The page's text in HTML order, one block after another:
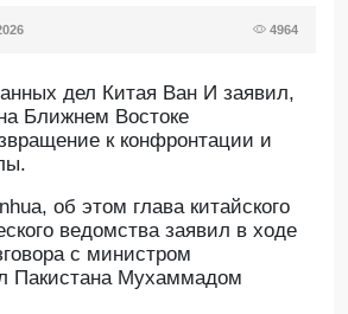
4964
дел Китая Ван И заявил,
Ближнем Востоке
к конфронтации и
об этом глава китайского
ведомства заявил в ходе
с министром
Пакистана Мухаммадом